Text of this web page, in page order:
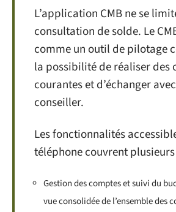
L’application CMB ne se
consultation de solde. Le
comme un outil de pilotage
la possibilité de réaliser des
courantes et d’échanger
conseiller.
Les fonctionnalités
téléphone couvrent
Gestion des comptes et suivi du
vue consolidée de l’ensemble des